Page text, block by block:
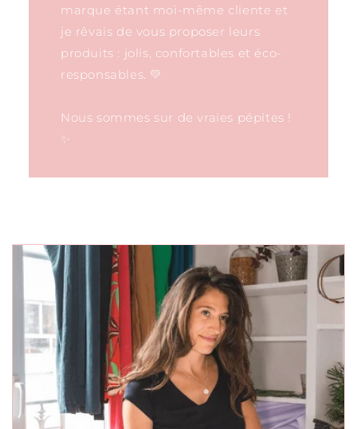
marque étant moi-même cliente et
je rêvais de vous proposer leurs
produits : jolis, confortables et éco-
responsables. 💚
Nous sommes sur de vraies pépites !
✨